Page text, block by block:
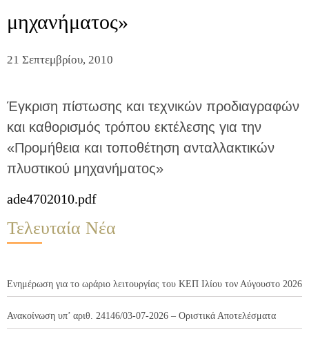
μηχανήματος»
21 Σεπτεμβρίου, 2010
Έγκριση πίστωσης και τεχνικών προδιαγραφών
και καθορισμός τρόπου εκτέλεσης για την
«Προμήθεια και τοποθέτηση ανταλλακτικών
πλυστικού μηχανήματος»
ade4702010.pdf
Τελευταία Νέα
Ενημέρωση για το ωράριο λειτουργίας του ΚΕΠ Ιλίου τον Αύγουστο 2026
Ανακοίνωση υπ’ αριθ. 24146/03-07-2026 – Οριστικά Αποτελέσματα